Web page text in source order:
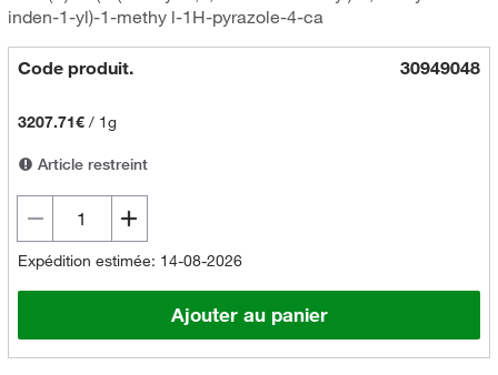
inden-1-yl)-1-methy l-1H-pyrazole-4-ca
Code produit. 30949048
3207.71€/ 1g
Article restreint
Expédition estimée: 14-08-2026
Ajouter au panier